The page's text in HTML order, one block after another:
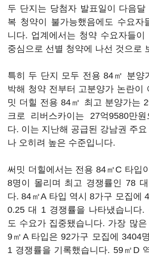
두 단지는 당첨자 발표일이 다음
복 청약이 불가능했음에도 수요자
니다. 업계에서는 청약 수요자들이
중심으로 선별 청약에 나선 것으로
특히 두 단지 모두 전용 84㎡ 분양
박해 청약 전부터 고분양가 논란이
밋 더힐 전용 84㎡ 최고 분양가는
크로 리버스카이는 27억9580만원
다. 이는 지난해 공급된 강남권 주요
나 오히려 높은 수준입니다.
써밋 더힐에서는 전용 84㎡C 타입
8명이 몰리며 최고 경쟁률인 78
다. 84㎡A 타입 역시 8가구 모집에
0.25 대 1 경쟁률을 나타냈습니다.
도 수요가 집중됐습니다. 가장 많
9㎡A 타입은 92가구 모집에 3404
1 경쟁률을 기록했습니다. 59㎡D